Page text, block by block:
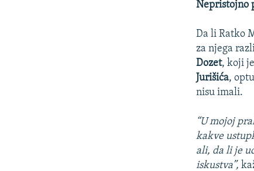
Nepristojno
Da li Ratko
za njega
Dozet, koji
Jurišića,
nisu imali.
“U mojoj
kakve
ali, da li je
iskustva”,